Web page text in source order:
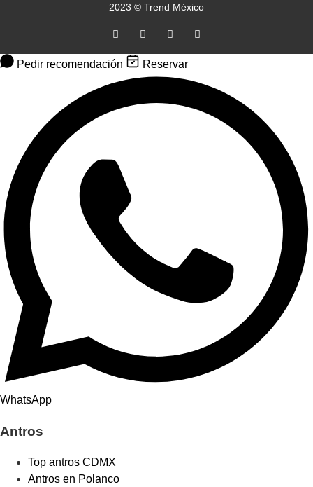
2023 © Trend México
Pedir recomendación Reservar
WhatsApp
Antros
Top antros CDMX
Antros en Polanco